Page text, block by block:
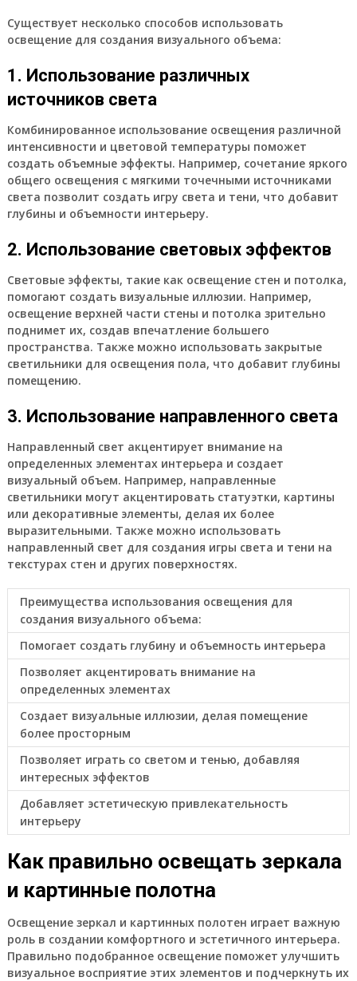
Существует несколько способов использовать
освещение для создания визуального объема:
1. Использование различных
источников света
Комбинированное использование освещения различной
интенсивности и цветовой температуры поможет
создать объемные эффекты. Например, сочетание яркого
общего освещения с мягкими точечными источниками
света позволит создать игру света и тени, что добавит
глубины и объемности интерьеру.
2. Использование световых эффектов
Световые эффекты, такие как освещение стен и потолка,
помогают создать визуальные иллюзии. Например,
освещение верхней части стены и потолка зрительно
поднимет их, создав впечатление большего
пространства. Также можно использовать закрытые
светильники для освещения пола, что добавит глубины
помещению.
3. Использование направленного света
Направленный свет акцентирует внимание на
определенных элементах интерьера и создает
визуальный объем. Например, направленные
светильники могут акцентировать статуэтки, картины
или декоративные элементы, делая их более
выразительными. Также можно использовать
направленный свет для создания игры света и тени на
текстурах стен и других поверхностях.
Преимущества использования освещения для
создания визуального объема:
Помогает создать глубину и объемность интерьера
Позволяет акцентировать внимание на
определенных элементах
Создает визуальные иллюзии, делая помещение
более просторным
Позволяет играть со светом и тенью, добавляя
интересных эффектов
Добавляет эстетическую привлекательность
интерьеру
Как правильно освещать зеркала
и картинные полотна
Освещение зеркал и картинных полотен играет важную
роль в создании комфортного и эстетичного интерьера.
Правильно подобранное освещение поможет улучшить
визуальное восприятие этих элементов и подчеркнуть их